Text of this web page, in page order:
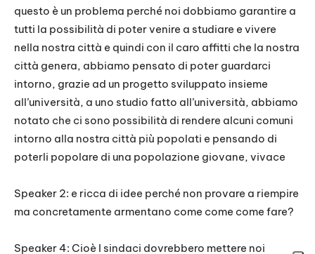
questo è un problema perché noi dobbiamo garantire a
tutti la possibilità di poter venire a studiare e vivere
nella nostra città e quindi con il caro affitti che la nostra
città genera, abbiamo pensato di poter guardarci
intorno, grazie ad un progetto sviluppato insieme
all’università, a uno studio fatto all’università, abbiamo
notato che ci sono possibilità di rendere alcuni comuni
intorno alla nostra città più popolati e pensando di
poterli popolare di una popolazione giovane, vivace
Speaker 2: e ricca di idee perché non provare a riempire
ma concretamente armentano come come come fare?
Speaker 4: Cioè I sindaci dovrebbero mettere noi